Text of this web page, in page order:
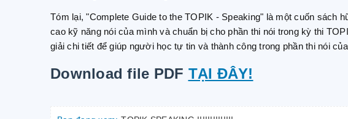
Tóm lại, "Complete Guide to the TOPIK - Speaking" là một cuốn sách
cao kỹ năng nói của mình và chuẩn bị cho phần thi nói trong kỳ thi
giải chi tiết để giúp người học tự tin và thành công trong phần thi nói
Download file PDF TẠI ĐÂY!